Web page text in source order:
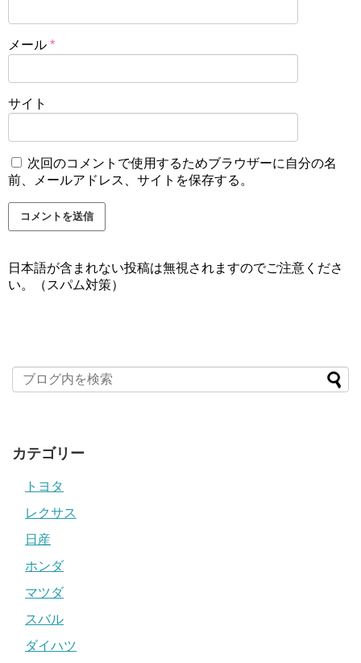
メール *
サイト
次回のコメントで使用するためブラウザーに自分の名
前、メールアドレス、サイトを保存する。
日本語が含まれない投稿は無視されますのでご注意くださ
い。（スパム対策）
カテゴリー
トヨタ
レクサス
日産
ホンダ
マツダ
スバル
ダイハツ